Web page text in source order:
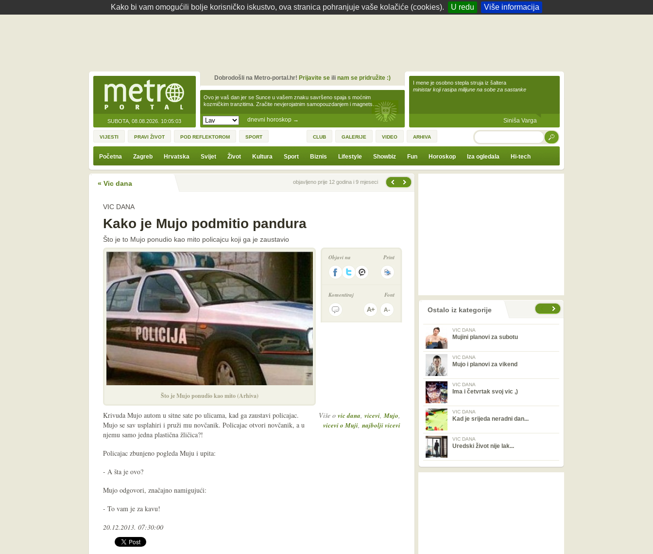
Kako bi vam omogućili bolje korisničko iskustvo, ova stranica pohranjuje vaše kolačiće (cookies). U redu Više informacija
SUBOTA, 08.08.2026. 10:05:03 dnevni horoskop →
Ovo je vaš dan jer se Sunce u vašem znaku savršeno spaja s moćnim
kozmičkim tranzitima. Zračite nevjerojatnim samopouzdanjem i magnets…
Dobrodošli na Metro-portal.hr! Prijavite seili nam se pridružite :)
I mene je osobno stepla struja iz šaltera
ministar koji rasipa milijune na sobe za sastanke
Siniša Varga
VIJESTI PRAVI ŽIVOT POD REFLEKTOROM SPORT CLUB GALERIJE VIDEO ARHIVA TRAŽI
Početna Zagreb Hrvatska Svijet Život Kultura Sport Biznis Lifestyle Showbiz Fun Horoskop Iza ogledala Hi-tech
« Vic dana Prethodna vijestobjavljeno prije 12 godina i 9 mjeseci
VIC DANA
Kako je Mujo podmitio pandura
Što je to Mujo ponudio kao mito policajcu koji ga je zaustavio
Što je Mujo ponudio kao mito (Arhiva)
Objavi na Print
Komentiraj Font
Više o vic dana, vicevi,Mujo,
vicevi o Muji, najbolji vicevi
Krivuda Mujo autom u sitne sate po ulicama, kad ga zaustavi policajac.
Mujo se sav usplahiri i pruži mu novčanik. Policajac otvori novčanik, a u
njemu samo jedna plastična žličica?!
Policajac zbunjeno pogleda Muju i upita:
- A šta je ovo?
Mujo odgovori, značajno namigujući:
- To vam je za kavu!
20.12.2013. 07:30:00
prethodno Ostalo iz kategorije
VIC DANA
Mujini planovi za subotu
VIC DANA
Mujo i planovi za vikend
VIC DANA
Ima i četvrtak svoj vic ,)
VIC DANA
Kad je srijeda neradni dan...
VIC DANA
Uredski život nije lak...